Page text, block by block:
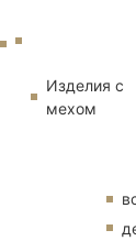
Изделия с
мехом